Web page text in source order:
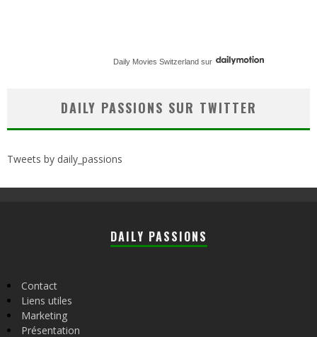
Daily Movies Switzerland sur
DAILY PASSIONS SUR TWITTER
Tweets by daily_passions
DAILY PASSIONS
Contact
Liens utiles
Marketing
Présentation